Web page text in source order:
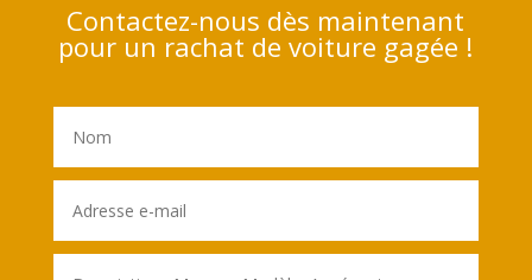
Contactez-nous dès maintenant
pour un rachat de voiture gagée !